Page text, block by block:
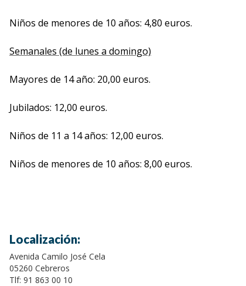
Niños de menores de 10 años: 4,80 euros.
Semanales (de lunes a domingo)
Mayores de 14 año: 20,00 euros.
Jubilados: 12,00 euros.
Niños de 11 a 14 años: 12,00 euros.
Niños de menores de 10 años: 8,00 euros.
Localización:
Avenida Camilo José Cela
05260 Cebreros
Tlf: 91 863 00 10